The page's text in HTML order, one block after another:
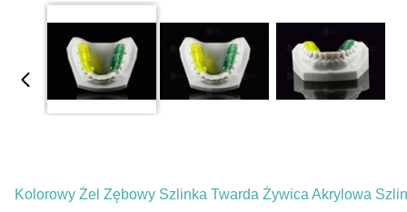
Kolorowy Żel Zębowy Szlinka Twarda Żywica Akrylowa